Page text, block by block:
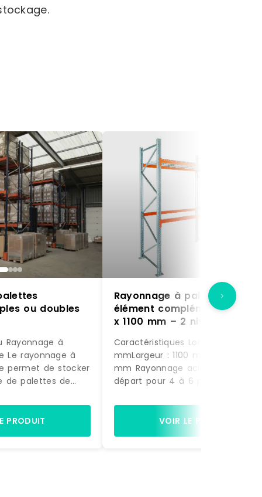
ou doubles
Rayonnage à
Le rayonnage à
permet de stocker
de palettes de
se compose
PRODUIT
Rayonnage à palettes –
élément complémentaire –
x 1100 mm – 2 niveaux –
Caractéristiques Longueur : 2225
mmLargeur : 1100 mmHauteur :
mm Rayonnage acier élément de
départ pour 4 à 6 palettes sur 2
mmCertifiés conformes selon les
normes EN15512, EN15635, EN15620
EN15629 afin de vous garantir une
VOIR LE PRODUIT